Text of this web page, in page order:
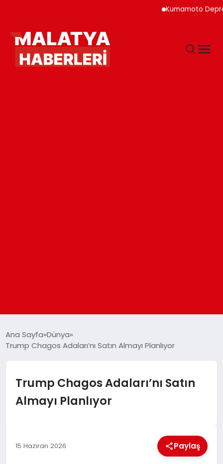
Kumamoto
DÜNYA
EKONOMI
Ana Sayfa Dünya
Trump Chagos Adaları’nı Satın Almayı Planlıyor
Trump Chagos Adaları’nı Satın
Almayı Planlıyor
15 Haziran 2026 Paylaş